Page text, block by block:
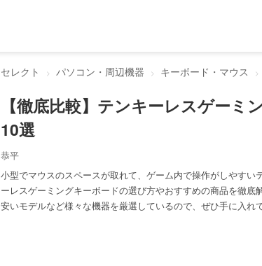
セレクト パソコン・周辺機器 キーボード・マウス
【徹底比較】テンキーレスゲー
10選
恭平
小型でマウスのスペースが取れて、ゲーム内で操作がしやす
ーレスゲーミングキーボードの選び方やおすすめの商品を徹底
安いモデルなど様々な機器を厳選しているので、ぜひ手に入れ